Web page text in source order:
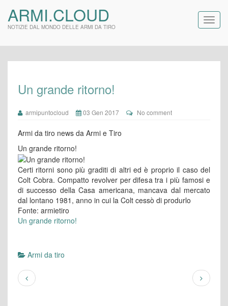
ARMI.CLOUD
NOTIZIE DAL MONDO DELLE ARMI DA TIRO
Un grande ritorno!
armipuntocloud 03 Gen 2017 No comment
Armi da tiro news da Armi e Tiro
Un grande ritorno!
Certi ritorni sono più graditi di altri ed è proprio il caso del
Colt Cobra. Compatto revolver per difesa tra i più famosi e
di successo della Casa americana, mancava dal mercato
dal lontano 1981, anno in cui la Colt cessò di produrlo
Fonte: armietiro
Un grande ritorno!
Armi da tiro